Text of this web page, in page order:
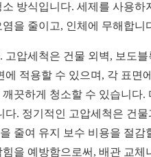
방식입니다. 세제를 사용하
을 줄이고, 인체에 무해합니
고압세척은 건물 외벽, 보도블
적용할 수 있으며, 각 표면
끗하게 청소할 수 있습니다.
. 정기적인 고압세척은 건물
줄여 유지 보수 비용을 절감
을 예방함으로써, 배관 교체